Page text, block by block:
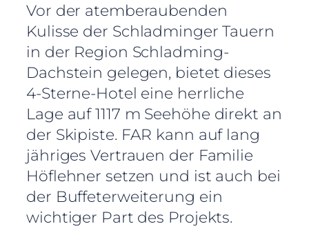
Vor der atemberaubenden
Kulisse der Schladminger Tauern
in der Region Schladming-
Dachstein gelegen, bietet dieses
4-Sterne-Hotel eine herrliche
Lage auf 1117 m Seehöhe direkt an
der Skipiste. FAR kann auf lang
jähriges Vertrauen der Familie
Höflehner setzen und ist auch bei
der Buffeterweiterung ein
wichtiger Part des Projekts.